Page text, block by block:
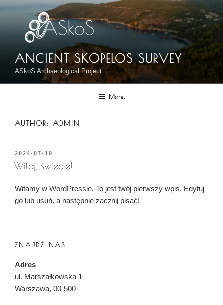
Skip
ANCIENT SKOPELOS SURVEY
ASkoS Archaeological Project
Menu
AUTHOR: ADMIN
POSTED
ON
2024-07-19
Witaj, świecie!
Witamy w WordPressie. To jest twój pierwszy wpis. Edytuj
go lub usuń, a następnie zacznij pisać!
ZNAJDŹ NAS
Adres
ul. Marszałkowska 1
Warszawa, 00-500